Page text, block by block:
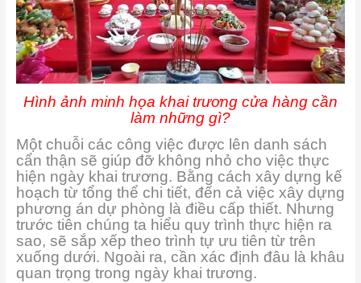
Hình ảnh minh họa khai trương cửa hàng cần
làm những gì?
Một chuỗi các công việc được lên danh sách
cẩn thận sẽ giúp đỡ không nhỏ cho việc thực
hiện ngày khai trương. Bằng cách xây dựng kế
hoạch từ tổng thể chi tiết, đến cả việc xây dựng
phương án dự phòng là điều cấp thiết. Nhưng
trước tiên chúng ta hiểu quy trình thực hiện ra
sao, sẽ sắp xếp theo trình tự ưu tiên từ trên
xuống dưới. Ngoài ra, cần xác định đâu là khâu
quan trọng trong ngày khai trương.